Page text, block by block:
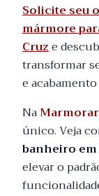
Solicite seu
mármore
Cruze
transformar
e
Na
único. Veja
banheiro em
elevar o